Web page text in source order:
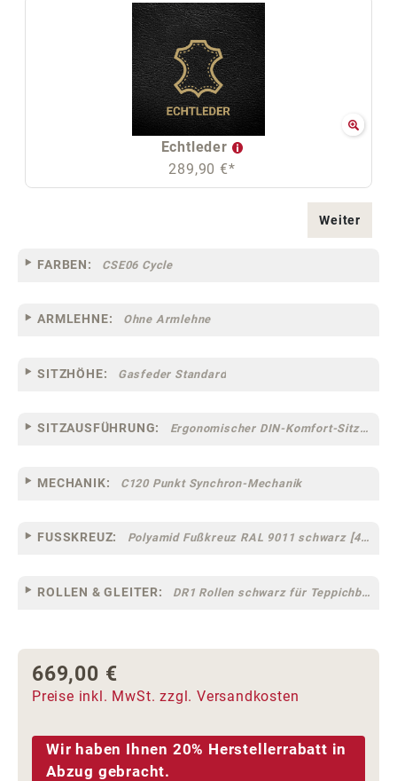
Echtleder
289,90 €*
Weiter
FARBEN: CSE06 Cycle
ARMLEHNE: Ohne Armlehne
SITZHÖHE: Gasfeder Standard
SITZAUSFÜHRUNG: Ergonomischer DIN-Komfort-Sitz [75]
MECHANIK: C120 Punkt Synchron-Mechanik
FUSSKREUZ: Polyamid Fußkreuz RAL 9011 schwarz [44]
ROLLEN & GLEITER: DR1 Rollen schwarz für Teppichböden [10]
Regulärer Preis:
669,00 €
Preise inkl. MwSt. zzgl. Versandkosten
Wir haben Ihnen 20% Herstellerrabatt in
Abzug gebracht.